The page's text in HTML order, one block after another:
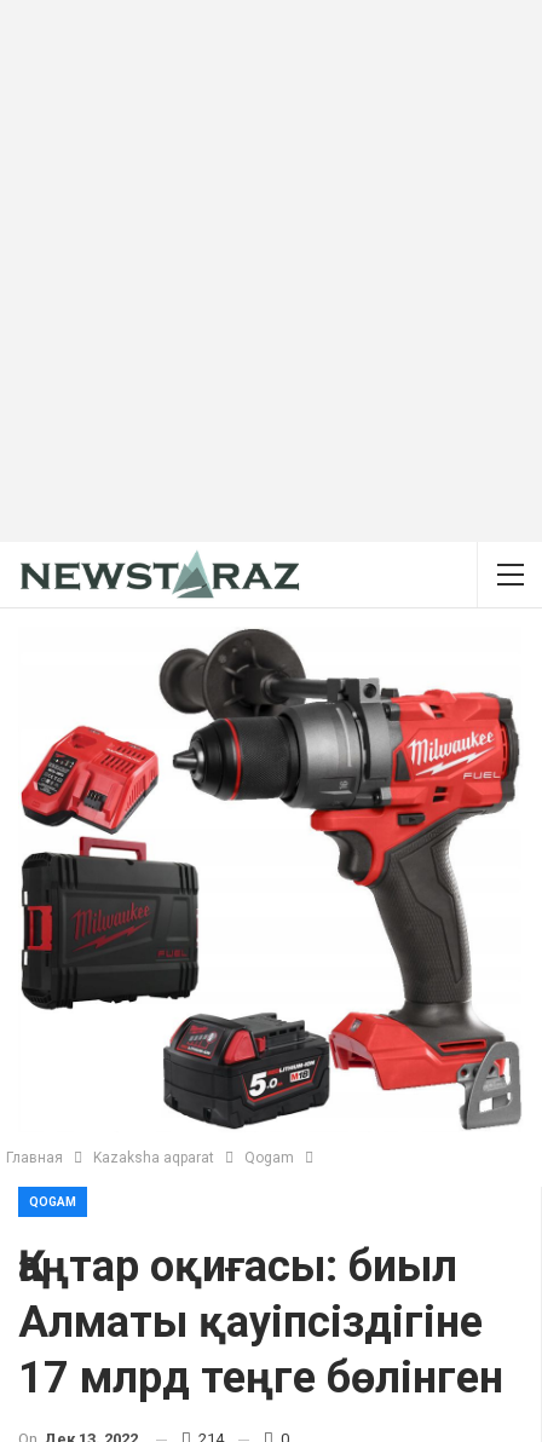
Главная Kazaksha aqparat Qogam
QOGAM
Қаңтар оқиғасы: биыл
Алматы қауіпсіздігіне
17 млрд теңге бөлінген